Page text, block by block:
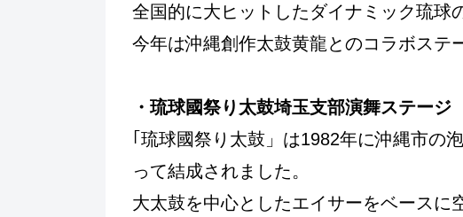
全国的に大ヒットしたダイナミック琉球
今年は沖縄創作太鼓黄龍とのコラボステ
・琉球國祭り太鼓埼玉支部演舞ステージ
｢琉球國祭り太鼓」は1982年に沖縄市の
って結成されました。
大太鼓を中心としたエイサーをベースに